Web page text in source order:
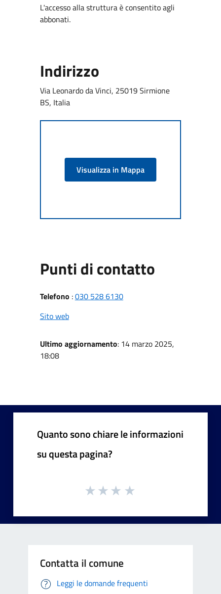
L'accesso alla struttura è consentito agli
abbonati.
Indirizzo
Via Leonardo da Vinci, 25019 Sirmione
BS, Italia
Visualizza in Mappa
Punti di contatto
Telefono :030 528 6130
Sito web
Ultimo aggiornamento: 14 marzo 2025,
18:08
Quanto sono chiare le informazioni
su questa pagina?
Contatta il comune
Leggi le domande frequenti